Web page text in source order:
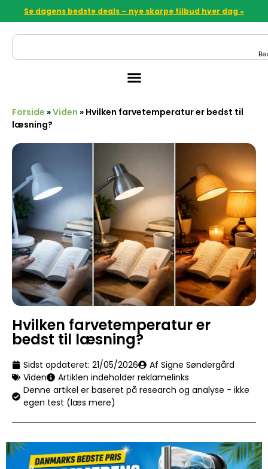
Se dagens bedste deals – nye skarpe tilbud hver dag »
Forside »Viden » Hvilken farvetemperatur er bedst til
læsning?
Hvilken farvetemperatur er
bedst til læsning?
Sidst opdateret: 21/05/2026
Af Signe Søndergård
Viden
Artiklen indeholder reklamelinks
Denne artikel er baseret på research og analyse - ikke
egen test (læs mere)